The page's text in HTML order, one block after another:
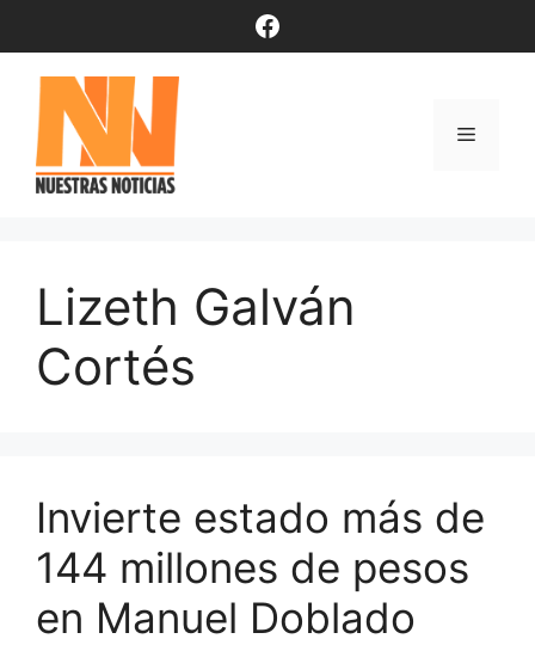
contenido
Facebook
Menú
Lizeth Galván
Cortés
Invierte estado más de
144 millones de pesos
en Manuel Doblado